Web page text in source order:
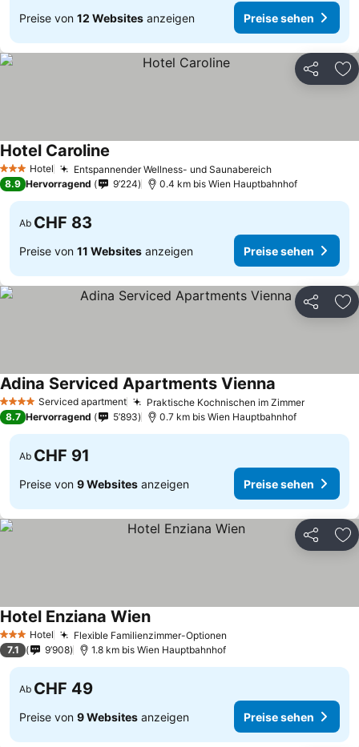
Preise von 12 Websites anzeigen Preise sehen
Teilen
3 SterneHotel Entspannender Wellness- und Saunabereich
Hotel Caroline
8.9 Hervorragend 9’224 0.4 km bis Wien Hauptbahnhof
Ab CHF 83
Preise von 11 Websites anzeigen Preise sehen
Teilen
4 Sterne Serviced apartment Praktische Kochnischen im Zimmer
Adina Serviced Apartments Vienna
8.7 Hervorragend 5’893 0.7 km bis Wien Hauptbahnhof
Ab CHF 91
Preise von 9 Websites anzeigen Preise sehen
Teilen
3 SterneHotel Flexible Familienzimmer-Optionen
Hotel Enziana Wien
7.1 9’908 1.8 km bis Wien Hauptbahnhof
Ab CHF 49
Preise von 9 Websites anzeigen Preise sehen